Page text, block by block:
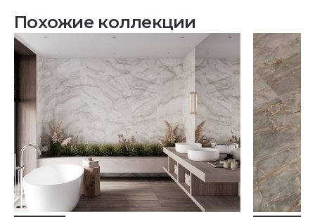
Похожие коллекции